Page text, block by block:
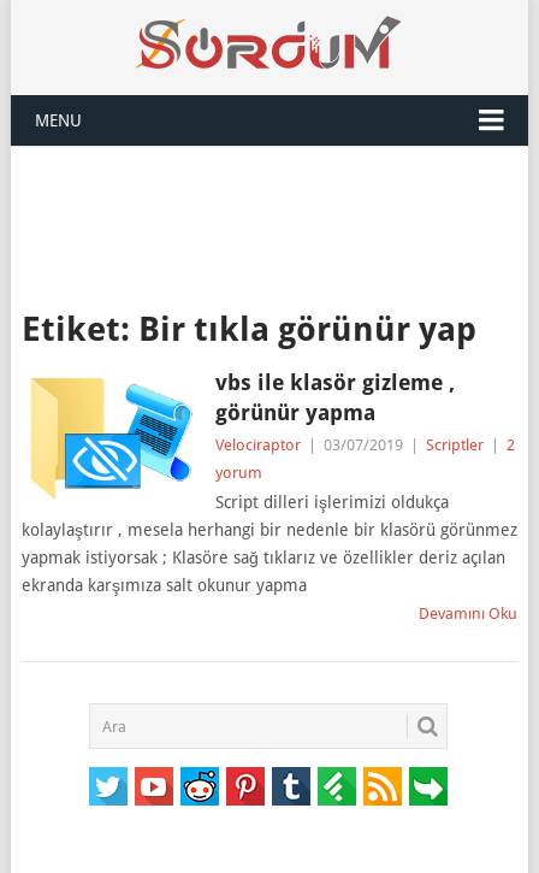
MENU
Etiket: Bir tıkla görünür yap
vbs ile klasör gizleme ,
görünür yapma
Velociraptor 03/07/2019 Scriptler
2
yorum
Script dilleri işlerimizi oldukça
kolaylaştırır , mesela herhangi bir nedenle bir klasörü görünmez
yapmak istiyorsak ; Klasöre sağ tıklarız ve özellikler deriz açılan
ekranda karşımıza salt okunur yapma
Devamını Oku